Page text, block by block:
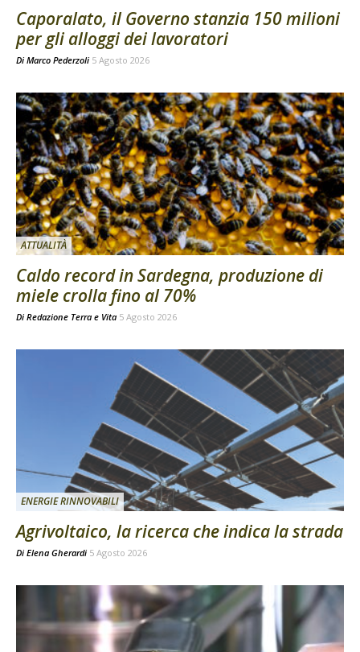
Caporalato, il Governo stanzia 150 milioni
per gli alloggi dei lavoratori
Di Marco Pederzoli 5 Agosto 2026
ATTUALITÀ
Caldo record in Sardegna, produzione di
miele crolla fino al 70%
Di Redazione Terra e Vita 5 Agosto 2026
ENERGIE RINNOVABILI
Agrivoltaico, la ricerca che indica la strada
Di Elena Gherardi 5 Agosto 2026